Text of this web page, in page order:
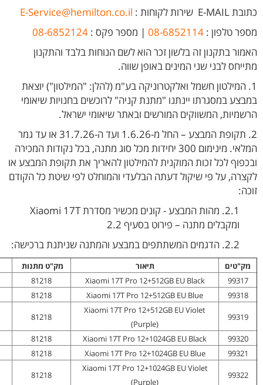
כתובת E-MAIL
שירות לקוחות :
E-Service@hemilton.co.il
מספר טלפון : 08-6852114 | מספר פקס : 08-6852124
האמור בתקנון זה בלשון זכר הוא לשם הנוחות בלבד והתקנון
מתייחס לבני שני המינים באופן שווה.
1. המילטון חשמל ואלקטרוניקה בע"מ (להלן: "המילטון") יוצאת
במבצע במסגרתו יינתנו "מתנת קניה" לרוכשים בחנויות שיאומי
הרשמיות, המשווקים המורשים ובאתר שיאומי ישראל.
2. תקופת המבצע – החל מ-1.6.26 ועד ה-31.7.26 או עד גמר
המלאי. מינימום 300 יחידות מכל סוג מתנה, בכל נקודות המכירה
ובכפוף לכל זכות המוקנית להמילטון להאריך את תקופת המבצע או
לקצרה, על פי שיקול דעתה הבלעדי והמוחלט לפי שיטת כל הקודם
זוכה:
2.1. מהות המבצע - קונים מכשיר מסדרת Xiaomi 17T
ומקבלים מתנה – פירוט בסעיף 2.2
2.2. הדגמים המשתתפים במבצע והמתנה שניתנת ברכישה:
מק"טים תיאור
מק"ט מתנות
99317
Xiaomi 17T Pro 12+512GB EU Black
81218
99318
Xiaomi 17T Pro 12+512GB EU Blue
81218
99319
Xiaomi 17T Pro 12+512GB EU Violet
(Purple)
81218
99320
Xiaomi 17T Pro 12+1024GB EU Black
81218
99321
Xiaomi 17T Pro 12+1024GB EU Blue
81218
99322
Xiaomi 17T Pro 12+1024GB EU Violet
(Purple)
81218